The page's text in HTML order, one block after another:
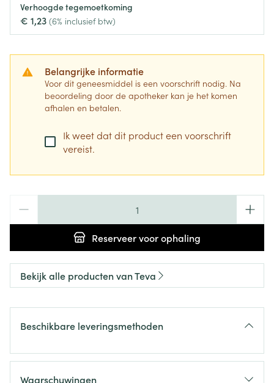
Verhoogde tegemoetkoming
€ 1,23 (6% inclusief btw)
Belangrijke informatie
Voor dit geneesmiddel is een voorschrift nodig. Na
beoordeling door de apotheker kan je het komen
afhalen en betalen.
Ik weet dat dit product een voorschrift
vereist.
Reserveervoor ophaling
Bekijk alle producten van Teva
Beschikbare leveringsmethoden
Waarschuwingen